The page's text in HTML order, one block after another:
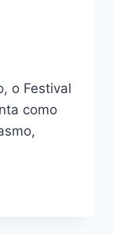
o Festival
como